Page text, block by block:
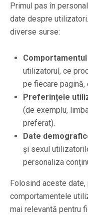
Primul pas în
date despre
diverse surse:
utilizatorul, ce
pe fiecare pagină,
Preferințele
(de exemplu,
preferat).
Date
și sexul
personaliza
Folosind aceste
comportamentele
mai relevantă pentru